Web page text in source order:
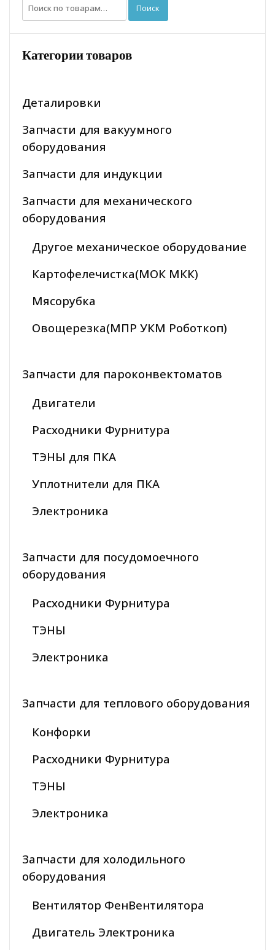
Искать: Поиск
Категории товаров
Деталировки
Запчасти для вакуумного
оборудования
Запчасти для индукции
Запчасти для механического
оборудования
Другое механическое оборудование
Картофелечистка(МОК МКК)
Мясорубка
Овощерезка(МПР УКМ Роботкоп)
Запчасти для пароконвектоматов
Двигатели
Расходники Фурнитура
ТЭНЫ для ПКА
Уплотнители для ПКА
Электроника
Запчасти для посудомоечного
оборудования
Расходники Фурнитура
ТЭНЫ
Электроника
Запчасти для теплового оборудования
Конфорки
Расходники Фурнитура
ТЭНЫ
Электроника
Запчасти для холодильного
оборудования
Вентилятор ФенВентилятора
Двигатель Электроника